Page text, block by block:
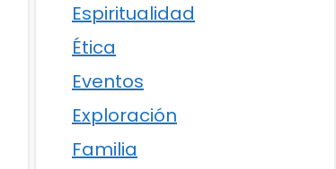
Espiritualidad
Ética
Eventos
Exploración
Familia